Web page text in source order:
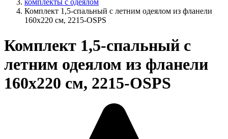
комплекты с одеялом
Комплект 1,5-спальный с летним одеялом из фланели
160х220 см, 2215-OSPS
Комплект 1,5-спальный с
летним одеялом из фланели
160х220 см, 2215-OSPS